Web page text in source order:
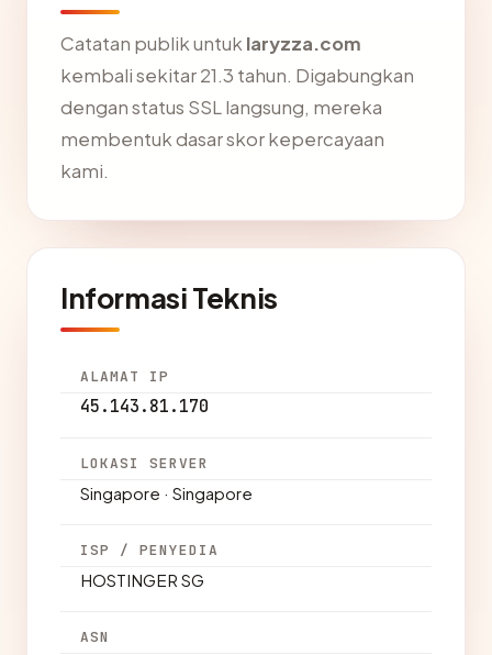
Catatan publik untuk laryzza.com
kembali sekitar 21.3 tahun. Digabungkan
dengan status SSL langsung, mereka
membentuk dasar skor kepercayaan
kami.
Informasi Teknis
ALAMAT IP
45.143.81.170
LOKASI SERVER
Singapore · Singapore
ISP / PENYEDIA
HOSTINGER SG
ASN